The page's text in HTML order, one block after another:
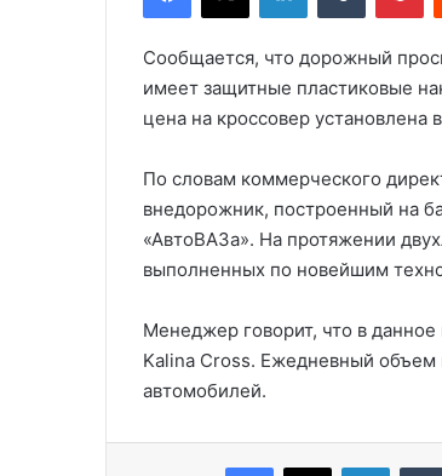
Сообщается, что дорожный
имеет защитные пластиковые
цена на кроссовер установлена
По словам коммерческого
внедорожник, построенный на
«АвтоВАЗа». На протяжении
выполненных по новейшим
Менеджер говорит, что в
Kalina Cross. Ежедневный объем
автомобилей.